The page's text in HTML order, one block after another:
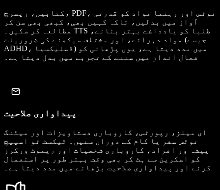
کتابیں، ریسرچ، PDF، نوٹس اور رہنما مواد کو قدرتی
آواز میں بدلیں، تاکہ کہیں بھی، کبھی بھی سن کر
مطالعہ کر سکیں۔ TTS طلبا کو یادداشت بہتر بنانے،
مواد دہرانے، اور مختلف سیکھنے کی ضروریات (جیسے
ADHD، ڈسلیکسیا) میں مدد دیتا ہے، یوں پڑھائی کو
فعال انداز میں سننے کے تجربے میں بدل دیتا ہے۔
پیداواری صلاحیت
ای میلز، رپورٹس، کاروباری دستاویزات اور میٹنگ
نوٹس سفر یا کام کے دوران سنیں۔ ٹیکسٹ ٹو اسپیچ
پیشہ ور افراد، کاروباری شخصیات اور ریموٹ ورکرز
کو اسکرین سے ہٹ کر بھی وقت بہتر طور پر استعمال
کرنے اور پیداواری صلاحیت بڑھانے میں مدد دیتا ہے۔